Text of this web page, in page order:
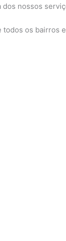
dos nossos
todos os bairros